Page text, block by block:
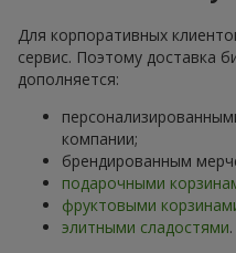
Для корпоративных
сервис. Поэтому доставка
дополняется:
компании;
брендированным
подарочными
фруктовыми
элитными сладостями.